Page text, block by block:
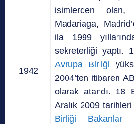
1942
isimlerden
Madariaga,
ila 1999
sekreterliği yaptı.
Avrupa Birliği
2004’ten itibaren
olarak atandı. 18
Aralık 2009 tarihleri
Birliği Bakanlar